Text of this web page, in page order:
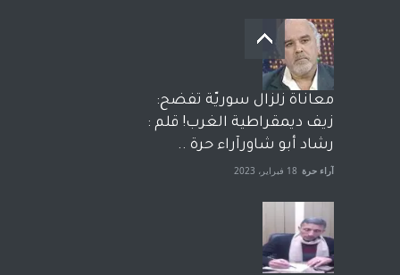
معاناة زلزال سوريّة تفضح:
زيف ديمقراطية الغرب! قلم :
رشاد أبو شاورآراء حرة ..
آراء حرة 18 فبراير، 2023